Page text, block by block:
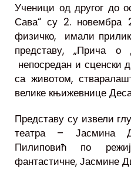
Ученици од другог до
Сава“ су 2. новембра
физичко, имали
представу, „Прича
непосредан и сценски
са животом,
велике књижевнице
Представу су извели
театра – Јасмина
Пилиповић по
фантастичне, Јасмине